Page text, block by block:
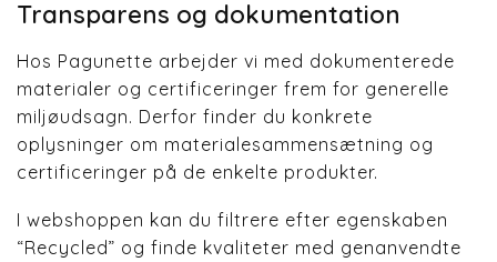
Transparens og dokumentation
Hos Pagunette arbejder vi med dokumenterede
materialer og certificeringer frem for generelle
miljøudsagn. Derfor finder du konkrete
oplysninger om materialesammensætning og
certificeringer på de enkelte produkter.
I webshoppen kan du filtrere efter egenskaben
“Recycled” og finde kvaliteter med genanvendte